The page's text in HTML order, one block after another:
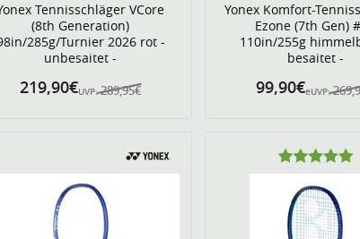
Tennisschläger VCore
(8th Generation)
285g/Turnier 2026 rot -
unbesaitet -
UVP: 289,95€
219,90€
Yonex Komfort-
Ezone (7th Gen)
110in/255g
besaitet -
eUVP:
99,90€